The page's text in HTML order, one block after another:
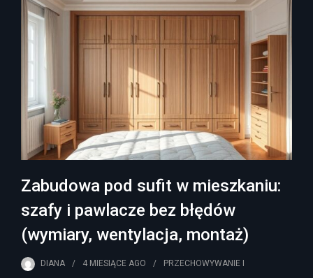
Zabudowa pod sufit w mieszkaniu:
szafy i pawlacze bez błędów
(wymiary, wentylacja, montaż)
DIANA 4 MIESIĄCE AGO
PRZECHOWYWANIE I